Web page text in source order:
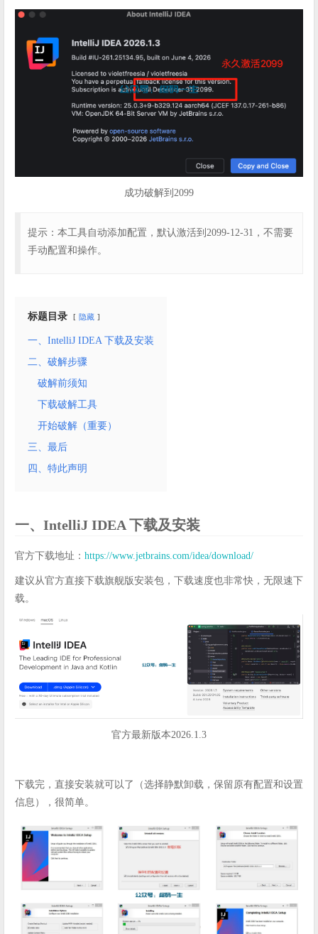
成功破解到2099
提示：本工具自动添加配置，默认激活到2099-12-31，不需要
手动配置和操作。
标题目录 隐藏
一、IntelliJ IDEA 下载及安装
二、破解步骤
破解前须知
下载破解工具
开始破解（重要）
三、最后
四、特此声明
一、IntelliJ IDEA 下载及安装
官方下载地址： https://www.jetbrains.com/idea/download/
建议从官方直接下载旗舰版安装包，下载速度也非常快，无限速下
载。
官方最新版本2026.1.3
下载完，直接安装就可以了（选择静默卸载，保留原有配置和设置
信息），很简单。